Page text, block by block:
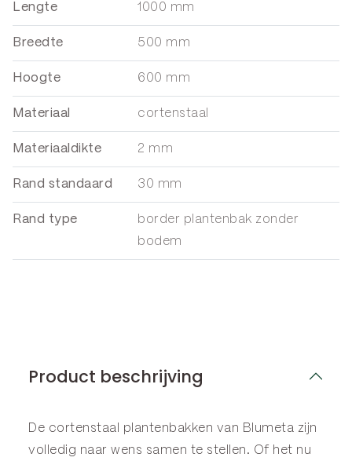
Lengte 1000 mm
Breedte 500 mm
Hoogte 600 mm
Materiaal cortenstaal
Materiaaldikte 2 mm
Rand standaard 30 mm
Rand type
border plantenbak zonder
bodem
Product beschrijving
De cortenstaal plantenbakken van Blumeta zijn
volledig naar wens samen te stellen. Of het nu